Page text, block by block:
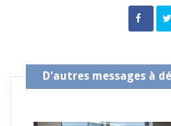
D'autres messages à